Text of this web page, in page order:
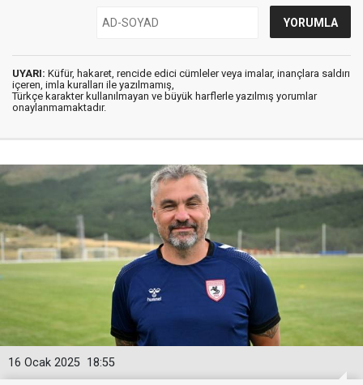
UYARI: Küfür, hakaret, rencide edici cümleler veya imalar, inançlara saldırı
içeren, imla kuralları ile yazılmamış,
Türkçe karakter kullanılmayan ve büyük harflerle yazılmış yorumlar
onaylanmamaktadır.
18:55
16 Ocak 2025